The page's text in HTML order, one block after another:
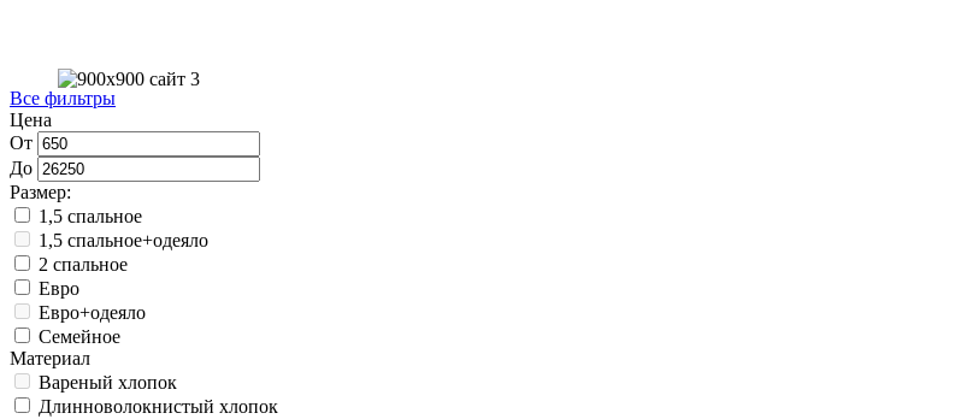
Все фильтры
Цена
От
До
Размер:
1,5 спальное
1,5 спальное+одеяло
2 спальное
Евро
Евро+одеяло
Семейное
Материал
Вареный хлопок
Длинноволокнистый хлопок